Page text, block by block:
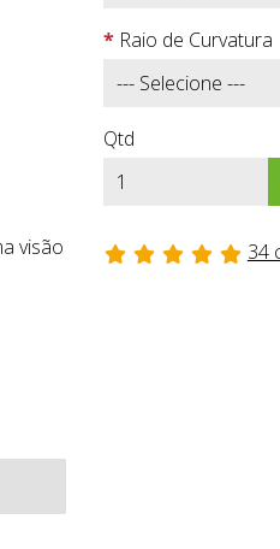
Raio de Curvatura
Qtd
34
visão